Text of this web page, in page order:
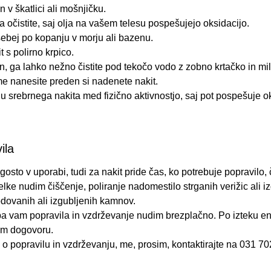
v škatlici ali mošnjičku.
očistite, saj olja na vašem telesu pospešujejo oksidacijo.
po kopanju v morju ali bazenu.
s polirno krpico.
ga lahko nežno čistite pod tekočo vodo z zobno krtačko in
nanesite preden si nadenete nakit.
srebrnega nakita med fizično aktivnostjo, saj pot pospešuje
v uporabi, tudi za nakit pride čas, ko potrebuje
nudim čiščenje, poliranje nadomestilo strganih verižic ali
ali izgubljenih kamnov.
vam popravila in vzdrževanje nudim brezplačno. Po izteku
dogovoru.
popravilu in vzdrževanju, me, prosim, kontaktirajte na 031